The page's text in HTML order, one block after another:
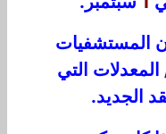
المستشفيات
التي
الجديد.